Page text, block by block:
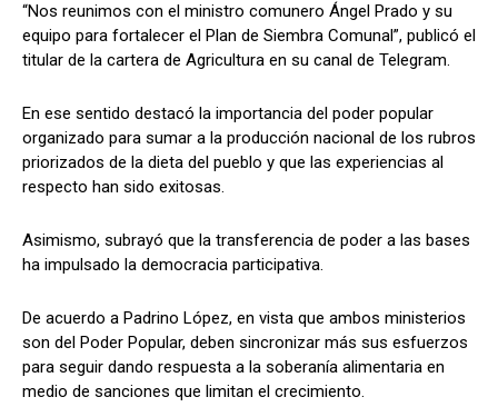
“Nos reunimos con el ministro comunero Ángel Prado y su
equipo para fortalecer el Plan de Siembra Comunal”, publicó el
titular de la cartera de Agricultura en su canal de Telegram.
En ese sentido destacó la importancia del poder popular
organizado para sumar a la producción nacional de los rubros
priorizados de la dieta del pueblo y que las experiencias al
respecto han sido exitosas.
Asimismo, subrayó que la transferencia de poder a las bases
ha impulsado la democracia participativa.
De acuerdo a Padrino López, en vista que ambos ministerios
son del Poder Popular, deben sincronizar más sus esfuerzos
para seguir dando respuesta a la soberanía alimentaria en
medio de sanciones que limitan el crecimiento.